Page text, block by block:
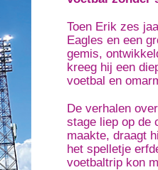
Toen Erik zes
Eagles en een
gemis,
kreeg hij een
voetbal en
De verhalen
stage liep op de
maakte, draagt
het spelletje
voetbaltrip kon